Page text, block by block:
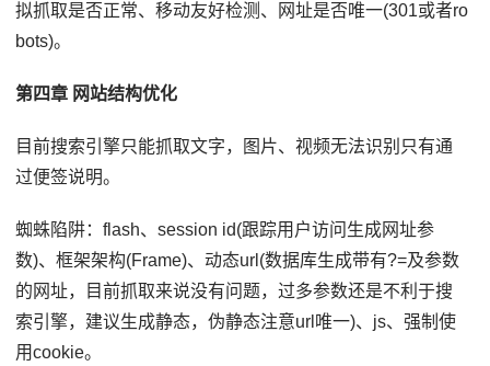
拟抓取是否正常、移动友好检测、网址是否唯一(301或者ro
bots)。
第四章 网站结构优化
目前搜索引擎只能抓取文字，图片、视频无法识别只有通
过便签说明。
蜘蛛陷阱：flash、session id(跟踪用户访问生成网址参
数)、框架架构(Frame)、动态url(数据库生成带有?=及参数
的网址，目前抓取来说没有问题，过多参数还是不利于搜
索引擎，建议生成静态，伪静态注意url唯一)、js、强制使
用cookie。